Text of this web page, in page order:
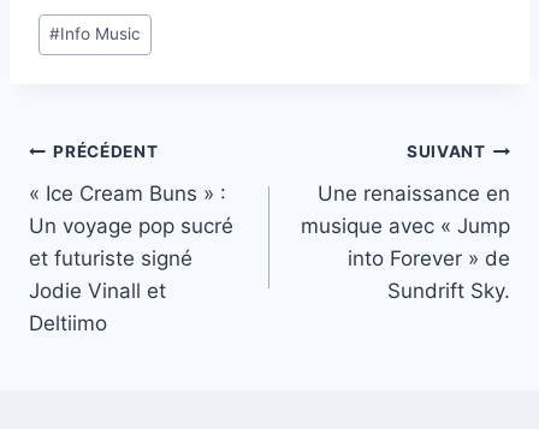
Étiquettes
de
#Info Music
Navigation
de
l’article
PRÉCÉDENT
« Ice Cream Buns » :
Un voyage pop sucré
et futuriste signé
Jodie Vinall et
Deltiimo
SUIVANT
Une renaissance en
musique avec « Jump
into Forever » de
Sundrift Sky.